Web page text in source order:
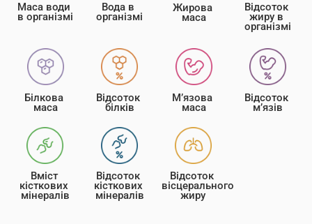
Маса води
в організмі
Вода в
організмі
Жирова
маса
Відсоток
жиру в
організмі
Білкова
маса
Відсоток
білків
М’язова
маса
Відсоток
м’язів
Вміст
кісткових
мінералів
Відсоток
кісткових
мінералів
Відсоток
вісцерального
жиру